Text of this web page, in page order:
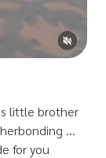
little brother
…
for you